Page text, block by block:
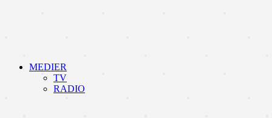
MEDIER
TV
RADIO